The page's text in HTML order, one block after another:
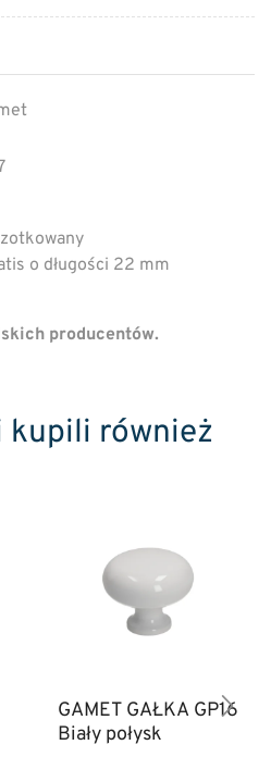
o długości 22 mm
producentów.
kupili również
GAMET GAŁKA GP16
Biały połysk